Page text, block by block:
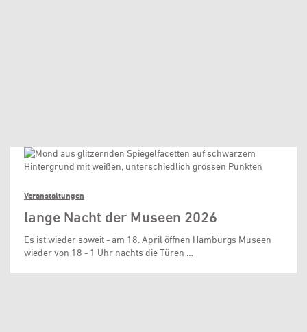
Veranstaltungen
lange Nacht der Museen 2026
Es ist wieder soweit - am 18. April öffnen Hamburgs Museen
wieder von 18 - 1 Uhr nachts die Türen …